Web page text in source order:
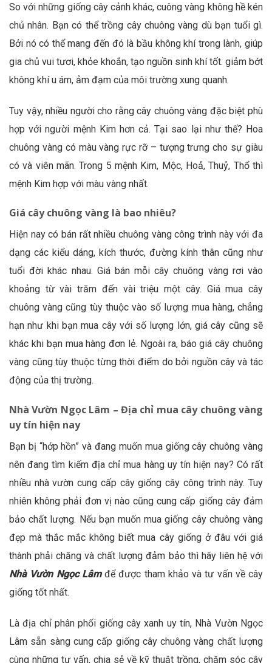
So với những giống cây cảnh khác, cuông vàng không hề kén
chủ nhân. Bạn có thể trồng cây chuông vàng dù bạn tuổi gì.
Bởi nó có thể mang đến đó là bầu không khí trong lành, giúp
gia chủ vui tươi, khỏe khoắn, tạo nguồn sinh khí tốt. giảm bớt
không khí u ám, ảm đạm của môi trường xung quanh.
Tuy vậy, nhiều người cho rằng cây chuông vàng đặc biệt phù
hợp với người mệnh Kim hơn cả. Tại sao lại như thế? Hoa
chuông vàng có màu vàng rực rỡ – tượng trưng cho sự giàu
có và viên mãn. Trong 5 mệnh Kim, Mộc, Hoả, Thuỷ, Thổ thì
mệnh Kim hợp với màu vàng nhất.
Giá cây chuông vàng là bao nhiêu?
Hiện nay có bán rất nhiều chuông vàng công trình này với đa
dạng các kiểu dáng, kích thước, đường kính thân cũng như
tuổi đời khác nhau. Giá bán mỗi cây chuông vàng rơi vào
khoảng từ vài trăm đến vài triệu một cây. Giá mua cây
chuông vàng cũng tùy thuộc vào số lượng mua hàng, chẳng
hạn như khi bạn mua cây với số lượng lớn, giá cây cũng sẽ
khác khi bạn mua hàng đơn lẻ. Ngoài ra, báo giá cây chuông
vàng cũng tùy thuộc từng thời điểm do bởi nguồn cây và tác
động của thị trường.
Nhà Vườn Ngọc Lâm – Địa chỉ mua cây chuông vàng
uy tín hiện nay
Bạn bị “hớp hồn” và đang muốn mua giống cây chuông vàng
nên đang tìm kiếm địa chỉ mua hàng uy tín hiện nay? Có rất
nhiều nhà vườn cung cấp cây giống cây công trình này. Tuy
nhiên không phải đơn vị nào cũng cung cấp giống cây đảm
bảo chất lượng. Nếu bạn muốn mua giống cây chuông vàng
đẹp mà thắc mắc không biết mua cây giống ở đâu với giá
thành phải chăng và chất lượng đảm bảo thì hãy liên hệ với
Nhà Vườn Ngọc Lâm để được tham khảo và tư vấn về cây
giống tốt nhất.
Là địa chỉ phân phối giống cây xanh uy tín, Nhà Vườn Ngọc
Lâm sẵn sàng cung cấp giống cây chuông vàng chất lượng
cùng những tư vấn, chia sẻ về kỹ thuật trồng, chăm sóc cây